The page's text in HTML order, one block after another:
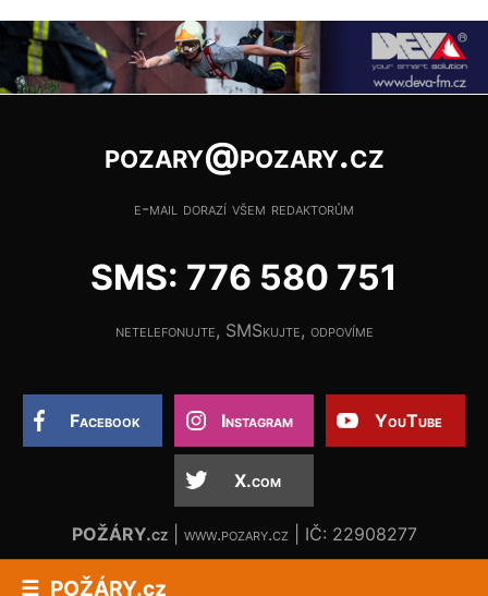
POŽÁRY.cz
pozary@pozary.cz
e-mail dorazí všem redaktorům
SMS: 776 580 751
netelefonujte, SMSkujte, odpovíme
Facebook Instagram YouTube
X.com
POŽÁRY.cz| www.pozary.cz | IČ: 22908277